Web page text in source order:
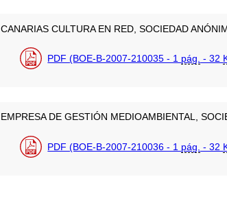
CANARIAS CULTURA EN RED, SOCIEDAD
PDF (BOE-B-2007-210035 - 1 pág. - 32
EMPRESA DE GESTIÓN MEDIOAMBIENTAL,
PDF (BOE-B-2007-210036 - 1 pág. - 32